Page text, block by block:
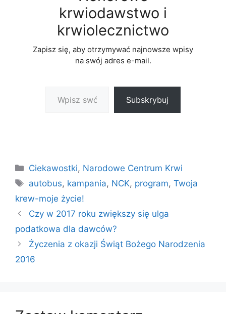
krwiodawstwo i
krwiolecznictwo
Zapisz się, aby otrzymywać najnowsze wpisy
na swój adres e-mail.
Subskrybuj
Kategorie
Ciekawostki, Narodowe Centrum Krwi
Tagi
autobus, kampania, NCK, program,Twoja
krew-moje życie!
Czy w 2017 roku zwiększy się ulga
podatkowa dla dawców?
Życzenia z okazji Świąt Bożego Narodzenia
2016